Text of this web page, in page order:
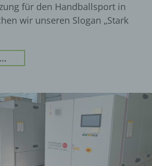
für den Handballsport in
wir unseren Slogan „Stark